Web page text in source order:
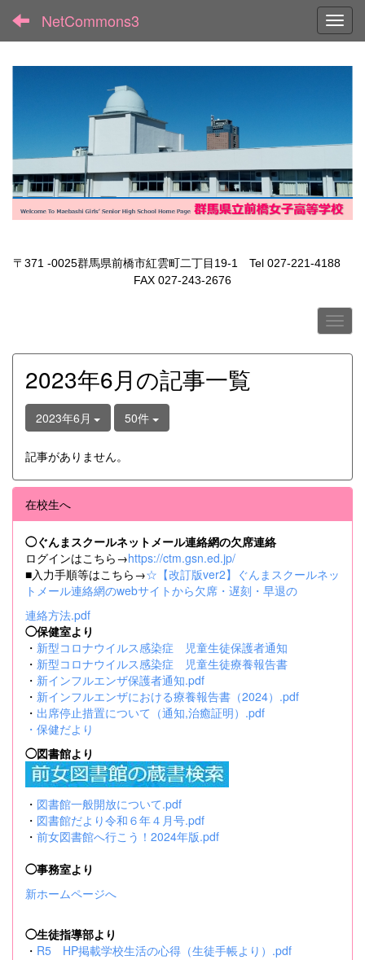
NetCommons3
〒371 -0025群馬県前橋市紅雲町二丁目19-1 Tel 027-221-4188
FAX 027-243-2676
2023年6月の記事一覧
2023年6月 50件
記事がありません。
在校生へ
◯ぐんまスクールネットメール連絡網の欠席連絡
ログインはこちら→https://ctm.gsn.ed.jp/
■入力手順等はこちら→☆【改訂版ver2】ぐんまスクールネッ
トメール連絡網のwebサイトから欠席・遅刻・早退の
連絡方法.pdf
◯保健室より
・ 新型コロナウイルス感染症 児童生徒保護者通知
・ 新型コロナウイルス感染症 児童生徒療養報告書
・ 新インフルエンザ保護者通知.pdf
・ 新インフルエンザにおける療養報告書（2024）.pdf
・ 出席停止措置について（通知,治癒証明）.pdf
・ 保健だより
◯図書館より
・ 図書館一般開放について.pdf
・ 図書館だより令和６年４月号.pdf
・ 前女図書館へ行こう！2024年版.pdf
◯事務室より
新ホームページへ
◯生徒指導部より
・ R5 HP掲載学校生活の心得（生徒手帳より）.pdf